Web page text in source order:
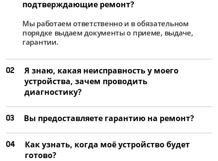
от 4 000 ₽
Ремонт матрицы
от 2 500 ₽
Замена цепей питания
от 2 250 ₽
Ремонт цепей питания
подтверждающие ремонт?
Мы работаем ответственно и в обязательном
порядке выдаем документы о приеме, выдаче,
гарантии.
02
Я знаю, какая неисправность у моего
устройства, зачем проводить
диагностику?
03 Вы предоставляете гарантию на ремонт?
04
Как узнать, когда моё устройство будет
готово?